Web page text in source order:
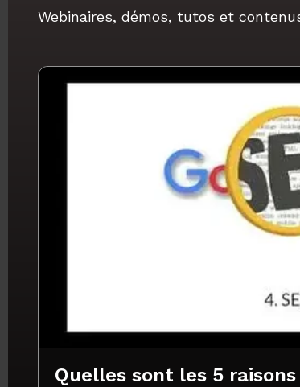
Webinaires, démos, tutos et
Quelles sont les 5